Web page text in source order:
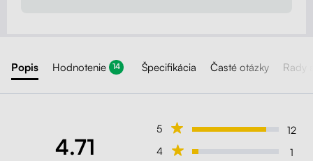
Popis Hodnotenie 14 Špecifikácia Časté otázky Rady
4.71
5
12
4
1